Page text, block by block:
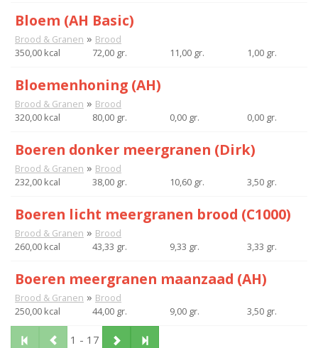
Bloem (AH Basic)
Brood & Granen » Brood
350,00 kcal
72,00 gr. 11,00 gr. 1,00 gr.
Bloemenhoning (AH)
Brood & Granen » Brood
320,00 kcal
80,00 gr. 0,00 gr. 0,00 gr.
Boeren donker meergranen (Dirk)
Brood & Granen » Brood
232,00 kcal
38,00 gr. 10,60 gr. 3,50 gr.
Boeren licht meergranen brood (C1000)
Brood & Granen » Brood
260,00 kcal
43,33 gr. 9,33 gr. 3,33 gr.
Boeren meergranen maanzaad (AH)
Brood & Granen » Brood
250,00 kcal
44,00 gr. 9,00 gr. 3,50 gr.
1 - 17